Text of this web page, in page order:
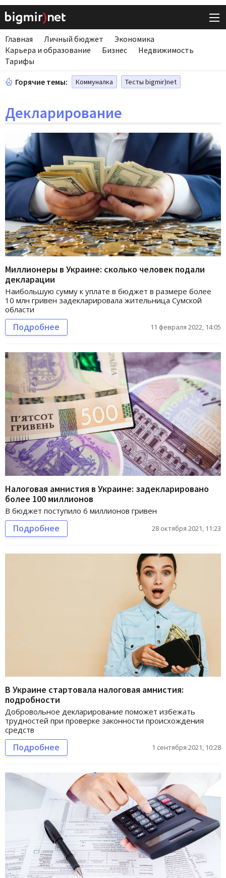
Главная Личный бюджет
Экономика
Карьера и образование
Бизнес
Недвижимость
Тарифы
Горячие темы: Коммуналка Тесты bigmir)net
Декларирование
Миллионеры в Украине: сколько человек подали
декларации
Наибольшую сумму к уплате в бюджет в размере более
10 млн гривен задекларировала жительница Сумской
области
Подробнее 11 февраля 2022, 14:05
Налоговая амнистия в Украине: задекларировано
более 100 миллионов
В бюджет поступило 6 миллионов гривен
Подробнее 28 октября 2021, 11:23
В Украине стартовала налоговая амнистия:
подробности
Добровольное декларирование поможет избежать
трудностей при проверке законности происхождения
средств
Подробнее 1 сентября 2021, 10:28